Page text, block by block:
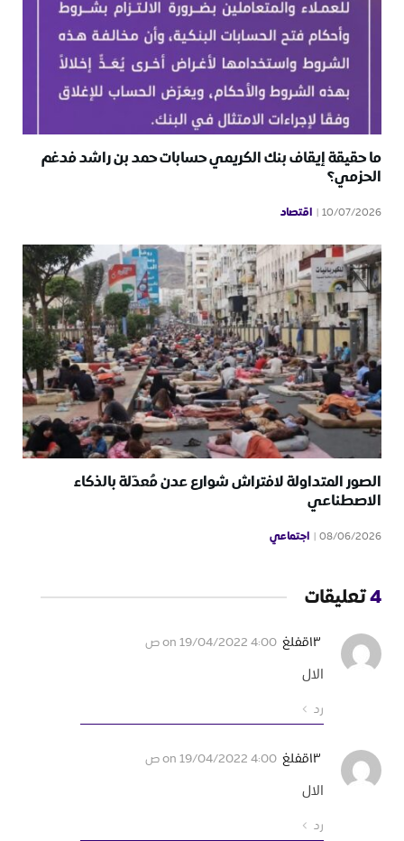
ما حقيقة إيقاف بنك الكريمي حسابات حمد بن راشد فدغم
الحزمي؟
10/07/2026 اقتصاد
الصور المتداولة لافتراش شوارع عدن مُعدّلة بالذكاء
الاصطناعي
08/06/2026 اجتماعي
4تعليقات
١٣قفلغ 19/04/2022 4:00 ص
الال
رد
١٣قفلغ 19/04/2022 4:00 ص
الال
رد